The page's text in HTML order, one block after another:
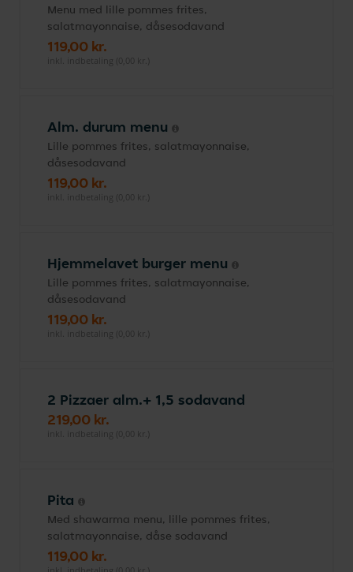
Menu med lille pommes frites,
salatmayonnaise, dåsesodavand
119,00 kr.
inkl. indbetaling (0,00 kr.)
Alm. durum menu
Lille pommes frites, salatmayonnaise,
dåsesodavand
119,00 kr.
inkl. indbetaling (0,00 kr.)
Hjemmelavet burger menu
Lille pommes frites, salatmayonnaise,
dåsesodavand
119,00 kr.
inkl. indbetaling (0,00 kr.)
2 Pizzaer alm.+ 1,5 sodavand
219,00 kr.
inkl. indbetaling (0,00 kr.)
Pita
Med shawarma menu, lille pommes frites,
salatmayonnaise, dåse sodavand
119,00 kr.